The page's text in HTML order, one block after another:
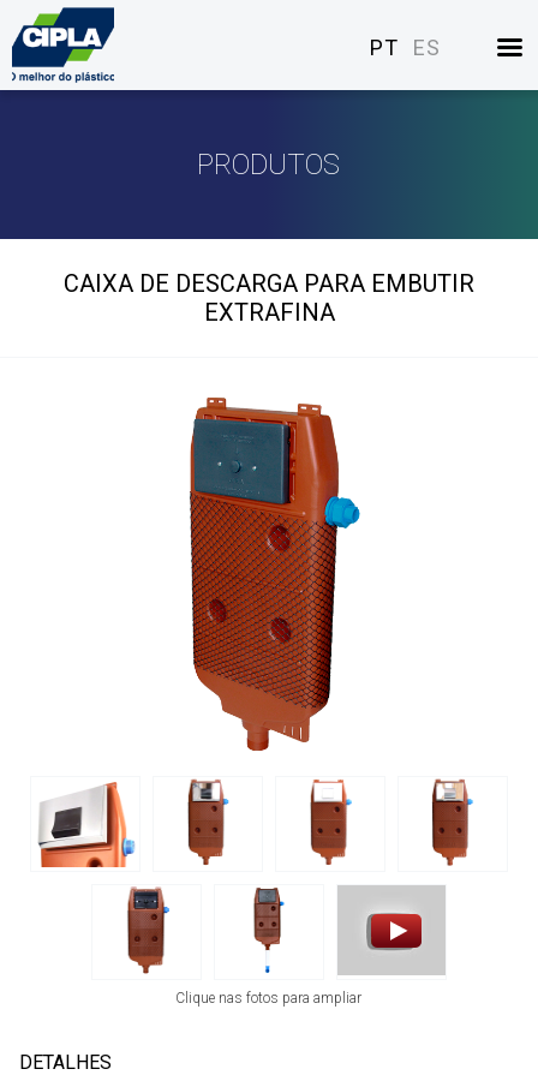
PT ES
PRODUTOS
CAIXA DE DESCARGA PARA EMBUTIR
EXTRAFINA
Clique nas fotos para ampliar
DETALHES